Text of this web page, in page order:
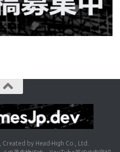
by Head-High Co., Ltd.